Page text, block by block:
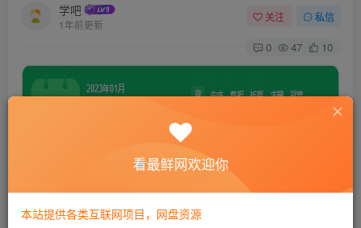
学吧
1年前更新
关注 私信
0 47 10
看最鲜网欢迎你
本站提供各类互联网项目，网盘资源